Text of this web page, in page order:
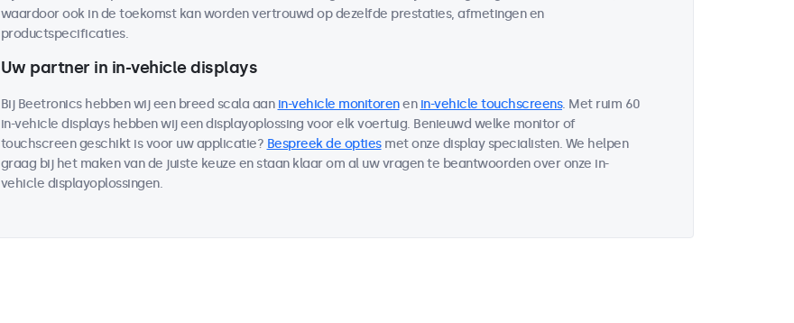
waardoor ook in de toekomst kan worden vertrouwd op dezelfde prestaties, afmetingen en
productspecificaties.
Uw partner in in-vehicle displays
Bij Beetronics hebben wij een breed scala aan in-vehicle monitorenen in-vehicle touchscreens. Met ruim 60
in-vehicle displays hebben wij een displayoplossing voor elk voertuig. Benieuwd welke monitor of
touchscreen geschikt is voor uw applicatie? Bespreek de optiesmet onze display specialisten. We helpen
graag bij het maken van de juiste keuze en staan klaar om al uw vragen te beantwoorden over onze in-
vehicle displayoplossingen.